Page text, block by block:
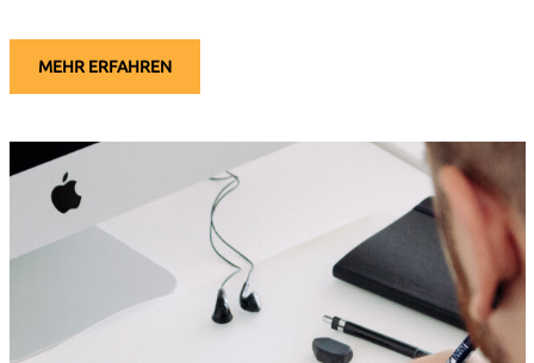
MEHR ERFAHREN